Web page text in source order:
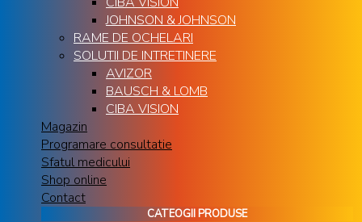
JOHNSON & JOHNSON
RAME DE OCHELARI
SOLUTII DE INTRETINERE
AVIZOR
BAUSCH & LOMB
CIBA VISION
Magazin
Programare consultatie
Sfatul medicului
Shop online
Contact
CATEOGII PRODUSE